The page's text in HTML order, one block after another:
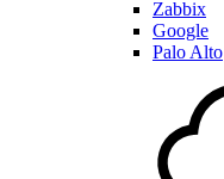
Zabbix
Google
Palo Alto